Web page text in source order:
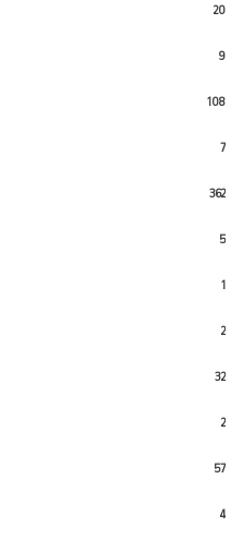
20
9
108
7
362
5
1
2
32
2
57
4